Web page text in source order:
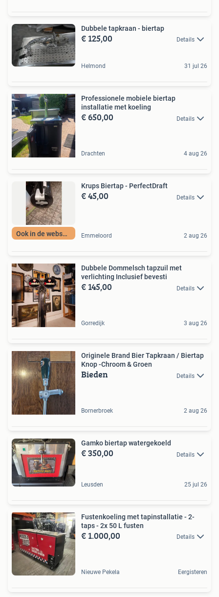
Dubbele tapkraan - biertap
€ 125,00 Details
Helmond 31 jul 26
Professionele mobiele biertap
installatie met koeling
€ 650,00 Details
Drachten 4 aug 26
Ook in de webshop
Krups Biertap - PerfectDraft
€ 45,00 Details
Emmeloord 2 aug 26
Dubbele Dommelsch tapzuil met
verlichting Inclusief bevesti
€ 145,00 Details
Gorredijk 3 aug 26
Originele Brand Bier Tapkraan / Biertap
Knop -Chroom & Groen
Bieden Details
Bornerbroek 2 aug 26
Gamko biertap watergekoeld
€ 350,00 Details
Leusden 25 jul 26
Fustenkoeling met tapinstallatie - 2-
taps - 2x 50 L fusten
€ 1.000,00 Details
Nieuwe Pekela Eergisteren